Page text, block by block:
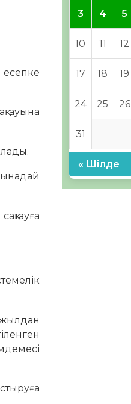
есепке
жылдан
3 4 5
10 11 12
17 18 19
24 25 26
31
« Шілде